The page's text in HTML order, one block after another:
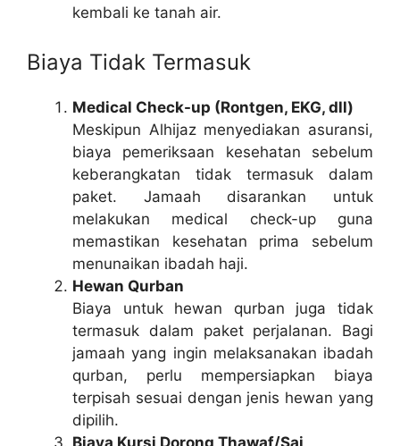
kembali ke tanah air.
Biaya Tidak Termasuk
Medical Check-up (Rontgen, EKG, dll)
Meskipun Alhijaz menyediakan asuransi,
biaya pemeriksaan kesehatan sebelum
keberangkatan tidak termasuk dalam
paket. Jamaah disarankan untuk
melakukan medical check-up guna
memastikan kesehatan prima sebelum
menunaikan ibadah haji.
Hewan Qurban
Biaya untuk hewan qurban juga tidak
termasuk dalam paket perjalanan. Bagi
jamaah yang ingin melaksanakan ibadah
qurban, perlu mempersiapkan biaya
terpisah sesuai dengan jenis hewan yang
dipilih.